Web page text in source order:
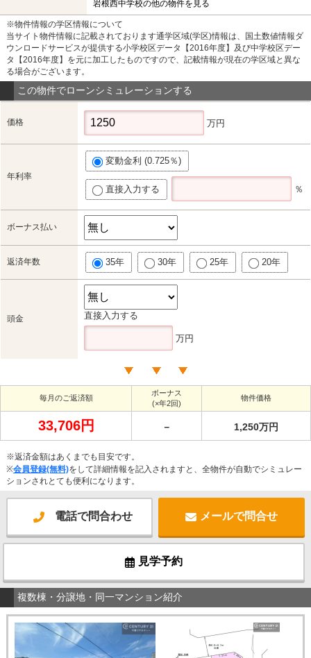
岩根西中学校の他の物件を見る
※物件情報の学区情報について
当サイト物件情報に記載されております通学区域(学区)情報は、国土数値情報ダ
ウンロードサービスが提供する小学校区データ【2016年度】及び中学校区デー
タ【2016年度】を元に加工したものですので、記載情報が現在の学区域と異な
る場合がございます。
この物件でローンシミュレーションする
価格 万円
年利率
変動金利 (0.725％)
直接入力する ％
ボーナス払い
返済年数 35年 30年 25年 20年
頭金 直接入力する
万円
毎月のご返済額
ボーナス
(×年2回)
物件価格
33,706円 － 1,250万円
※返済金額はあくまでも目安です。
※会員登録(無料)をして詳細情報を記入されますと、全物件が自動でシミュレー
ションされとても便利になります。
電話で問合わせ メールで問合せ
見学予約
複数棟・分譲地・同一マンション紹介